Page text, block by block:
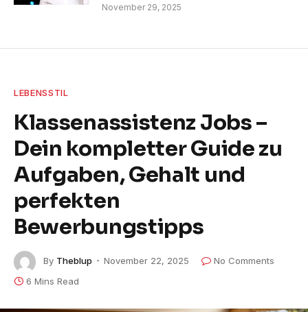
November 29, 2025
LEBENSSTIL
Klassenassistenz Jobs –
Dein kompletter Guide zu
Aufgaben, Gehalt und
perfekten
Bewerbungstipps
By Theblup November 22, 2025
No Comments
6 Mins Read